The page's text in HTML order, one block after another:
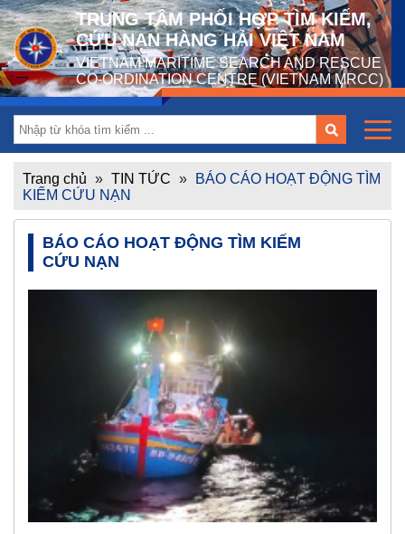
TRUNG TÂM PHỐI HỢP TÌM KIẾM,
CỨU NẠN HÀNG HẢI VIỆT NAM
VIETNAM MARITIME SEARCH AND RESCUE
CO-ORDINATION CENTRE (VIETNAM MRCC)
Trang chủ » TIN TỨC »
BÁO CÁO HOẠT ĐỘNG TÌM
KIẾM CỨU NẠN
BÁO CÁO HOẠT ĐỘNG TÌM KIẾM
CỨU NẠN